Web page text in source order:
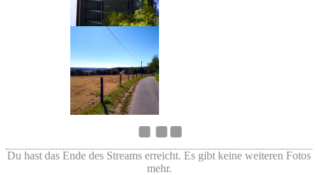
Du hast das Ende des Streams erreicht. Es gibt keine weiteren Fotos
mehr.